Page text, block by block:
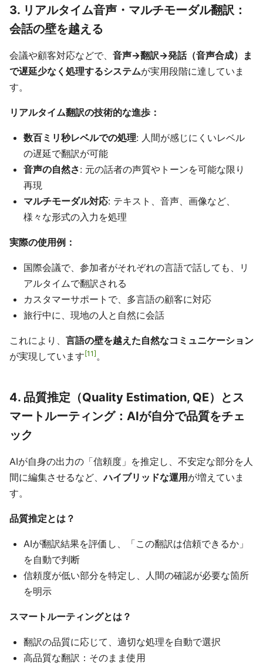
3. リアルタイム音声・マルチモーダル翻訳：
会話の壁を越える
会議や顧客対応などで、 音声→翻訳→発話（音声合成）ま
で遅延少なく処理するシステムが実用段階に達していま
す。
リアルタイム翻訳の技術的な進歩：
数百ミリ秒レベルでの処理: 人間が感じにくいレベル
の遅延で翻訳が可能
音声の自然さ: 元の話者の声質やトーンを可能な限り
再現
マルチモーダル対応: テキスト、音声、画像など、
様々な形式の入力を処理
実際の使用例：
国際会議で、参加者がそれぞれの言語で話しても、リ
アルタイムで翻訳される
カスタマーサポートで、多言語の顧客に対応
旅行中に、現地の人と自然に会話
これにより、 言語の壁を越えた自然なコミュニケーション
が実現しています 11 。
4. 品質推定（Quality Estimation, QE）とス
マートルーティング：AIが自分で品質をチェ
ック
AIが自身の出力の「信頼度」を推定し、不安定な部分を人
間に編集させるなど、ハイブリッドな運用 が増えていま
す。
品質推定とは？
AIが翻訳結果を評価し、「この翻訳は信頼できるか」
を自動で判断
信頼度が低い部分を特定し、人間の確認が必要な箇所
を明示
スマートルーティングとは？
翻訳の品質に応じて、適切な処理を自動で選択
高品質な翻訳：そのまま使用